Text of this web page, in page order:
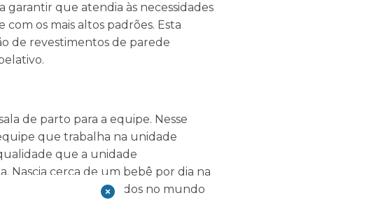
garantir que atendia às necessidades
os mais altos padrões. Esta
de revestimentos de parede
de parto para a equipe. Nesse
que trabalha na unidade
que a unidade
Nascia cerca de um bebê por dia na
que foram recebidos no mundo